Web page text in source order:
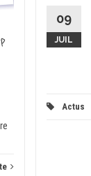
09
JUIL
Actus